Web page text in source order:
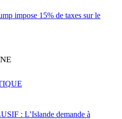
impose 15% de taxes sur le
: L’Islande demande à